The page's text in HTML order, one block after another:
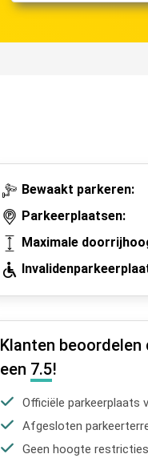
Bewaakt parkeren:
Parkeerplaatsen:
Maximale
Klanten beoordelen
een 7.5!
Officiële parkeerplaats
Afgesloten
Geen hoogte restricties